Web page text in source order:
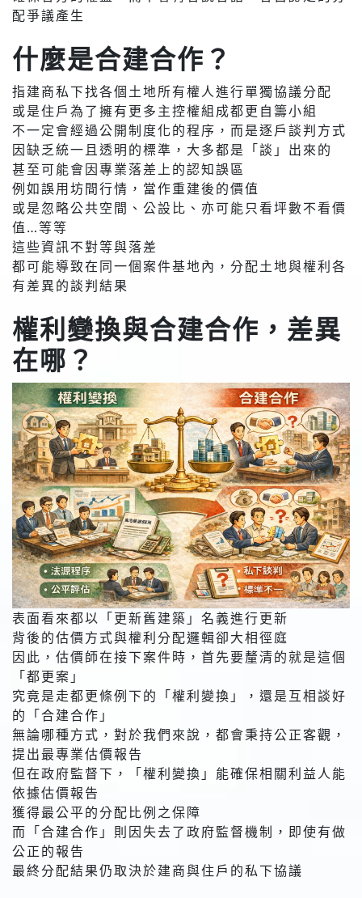
配爭議產生
什麼是合建合作？
指建商私下找各個土地所有權人進行單獨協議分配
或是住戶為了擁有更多主控權組成都更自籌小組
不一定會經過公開制度化的程序，而是逐戶談判方式
因缺乏統一且透明的標準，大多都是「談」出來的
甚至可能會因專業落差上的認知誤區
例如誤用坊間行情，當作重建後的價值
或是忽略公共空間、公設比、亦可能只看坪數不看價
值…等等
這些資訊不對等與落差
都可能導致在同一個案件基地內，分配土地與權利各
有差異的談判結果
權利變換與合建合作，差異
在哪？
表面看來都以「更新舊建築」名義進行更新
背後的估價方式與權利分配邏輯卻大相徑庭
因此，估價師在接下案件時，首先要釐清的就是這個
「都更案」
究竟是走都更條例下的「權利變換」，還是互相談好
的「合建合作」
無論哪種方式，對於我們來說，都會秉持公正客觀，
提出最專業估價報告
但在政府監督下，「權利變換」能確保相關利益人能
依據估價報告
獲得最公平的分配比例之保障
而「合建合作」則因失去了政府監督機制，即使有做
公正的報告
最終分配結果仍取決於建商與住戶的私下協議